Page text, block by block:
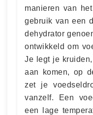
manieren van
gebruik van een
dehydrator
ontwikkeld om
Je legt je
aan komen, op
zet je
vanzelf. Een
een lage